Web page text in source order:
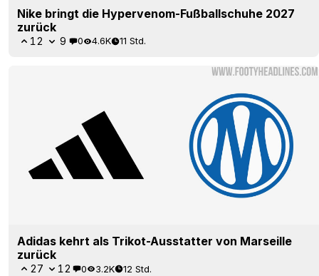
Nike bringt die Hypervenom-Fußballschuhe 2027
zurück
12 9 0 4.6K 11 Std.
Adidas kehrt als Trikot-Ausstatter von Marseille
zurück
27 12 0 3.2K 12 Std.